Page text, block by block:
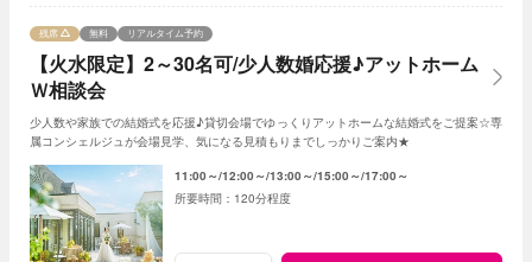
【火水限定】2～30名可/少人数婚応援♪アットホーム
Ｗ相談会
残席 無料 リアルタイム予約
少人数や家族での結婚式を応援♪貸切会場でゆっくりアットホームな結婚式をご提案☆専
属コンシェルジュが会場見学、気になる見積もりまでしっかりご案内★
11:00～ 12:00～ 13:00～ 15:00～ 17:00～
120分程度